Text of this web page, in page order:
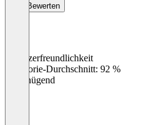
Bewerten
Benutzerfreundlichkeit
Kategorie-Durchschnitt: 92 %
Ungenügend